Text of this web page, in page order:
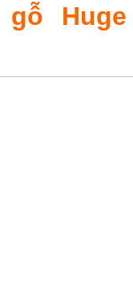
Huge